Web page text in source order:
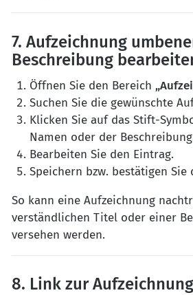
7. Aufzeichnung
Beschreibung
Öffnen Sie den Bereich
Suchen Sie die gewünschte
Klicken Sie auf das Stift-
Namen oder der
Bearbeiten Sie den Eintrag.
Speichern bzw. bestätigen Sie
So kann eine Aufzeichnung
verständlichen Titel oder einer
versehen werden.
8. Link zur